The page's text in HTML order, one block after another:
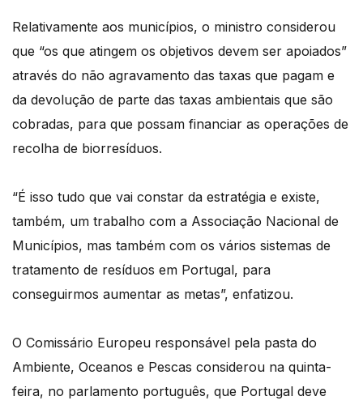
Relativamente aos municípios, o ministro considerou
que “os que atingem os objetivos devem ser apoiados”
através do não agravamento das taxas que pagam e
da devolução de parte das taxas ambientais que são
cobradas, para que possam financiar as operações de
recolha de biorresíduos.
“É isso tudo que vai constar da estratégia e existe,
também, um trabalho com a Associação Nacional de
Municípios, mas também com os vários sistemas de
tratamento de resíduos em Portugal, para
conseguirmos aumentar as metas”, enfatizou.
O Comissário Europeu responsável pela pasta do
Ambiente, Oceanos e Pescas considerou na quinta-
feira, no parlamento português, que Portugal deve